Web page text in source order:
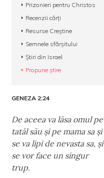
Prizonieri pentru Christos
Recenzii cărți
Resurse Creștine
Semnele sfârșitului
Știri din Israel
Propune știre
GENEZA 2:24
De aceea va lăsa omul pe
tatăl său şi pe mama sa şi
se va lipi de nevasta sa, şi
se vor face un singur
trup.